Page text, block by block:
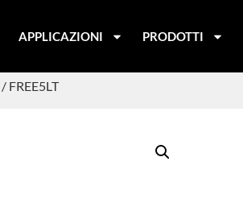
APPLICAZIONI PRODOTTI
/ FREE5LT